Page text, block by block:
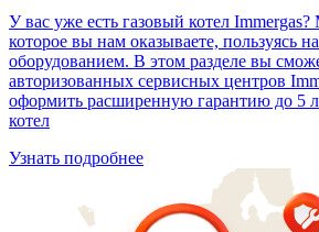
У вас уже есть газовый котел
которое вы нам оказываете, пользуясь
оборудованием. В этом разделе вы
авторизованных сервисных центров
оформить расширенную гарантию до 5
котел
Узнать подробнее